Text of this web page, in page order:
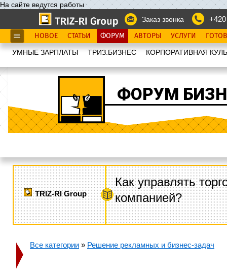
На сайте ведутся работы
Заказ звонка
НОВОЕ СТАТЬИ ФОРУМ АВТОРЫ УСЛУГИ
УМНЫЕ ЗАРПЛАТЫ ТРИЗ.БИЗНЕС КОРПОРАТИВНАЯ
ФОРУМ
TRIZ-RI Group
Как управлять
компанией?
Все категории » Решение рекламных и бизнес-задач